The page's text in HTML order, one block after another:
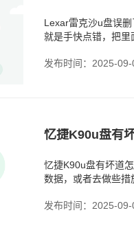
Lexar雷克沙u盘误
就是手快点错，把
发布时间：2025-09-
忆捷K90u盘有
忆捷K90u盘有坏道
数据，或者去做些
发布时间：2025-09-